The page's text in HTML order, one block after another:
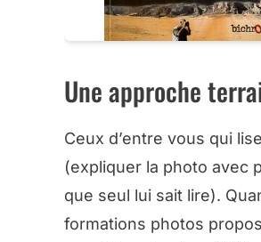
Une approche
Ceux d’entre vous qui
(expliquer la photo avec
que seul lui sait lire).
formations photos